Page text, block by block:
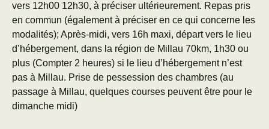
vers 12h00 12h30, à préciser ultérieurement. Repas pris
en commun (également à préciser en ce qui concerne les
modalités); Après-midi, vers 16h maxi, départ vers le lieu
d’hébergement, dans la région de Millau 70km, 1h30 ou
plus (Compter 2 heures) si le lieu d’hébergement n’est
pas à Millau. Prise de pessession des chambres (au
passage à Millau, quelques courses peuvent être pour le
dimanche midi)